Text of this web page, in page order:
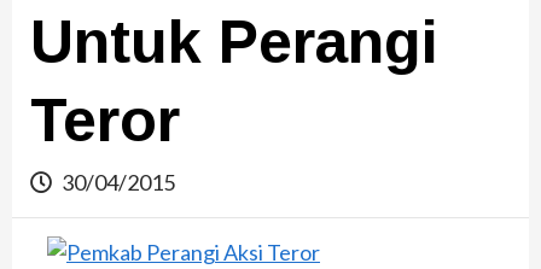
Untuk Perangi
Teror
30/04/2015